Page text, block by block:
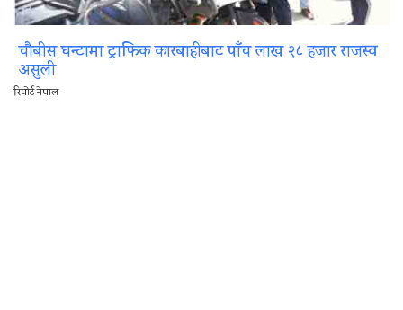
चौबीस घन्टामा ट्राफिक कारबाहीबाट पाँच लाख २८ हजार राजस्व
असुली
रिपोर्ट नेपाल